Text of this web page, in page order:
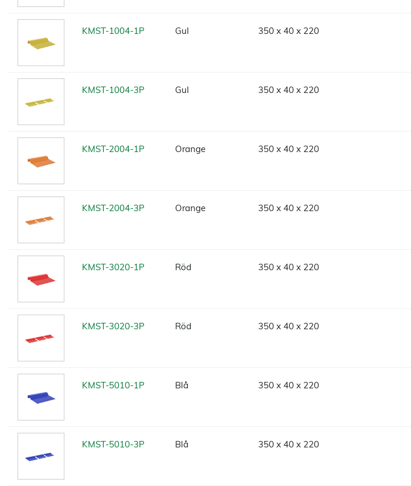
KMST-1004-1P Gul 350 x 40 x 220
KMST-1004-3P Gul 350 x 40 x 220
KMST-2004-1P Orange 350 x 40 x 220
KMST-2004-3P Orange 350 x 40 x 220
KMST-3020-1P Röd 350 x 40 x 220
KMST-3020-3P Röd 350 x 40 x 220
KMST-5010-1P Blå 350 x 40 x 220
KMST-5010-3P Blå 350 x 40 x 220